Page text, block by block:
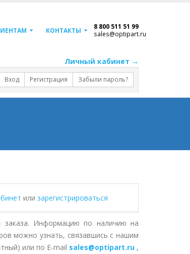
КОНТАКТЫ 8 800 511 51 99
sales@optipart.ru
Личный кабинет →
Вход Регистрация Забыли пароль?
или зарегистрироваться
заказа. Информацию по наличию на
можно узнать, связавшись с нашим
или по E-mail sales@optipart.ru ,